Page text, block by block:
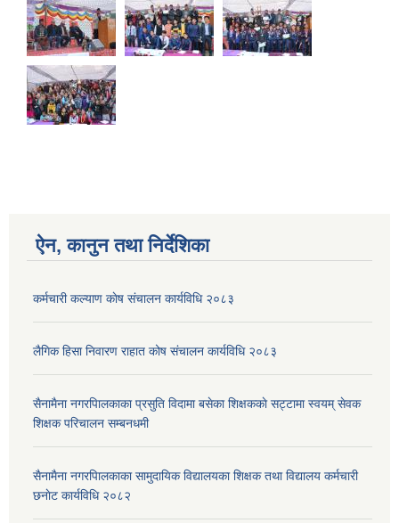
ऐन, कानुन तथा निर्देशिका
कर्मचारी कल्याण काेष संचालन कार्यविधि २०८३
लैगिक हिसा निवारण राहात कोष संचालन कार्यविधि २०८३
सैनामैना नगरपािलकाका प्रसुति विदामा बसेका शिक्षककाे सट्टामा स्वयम् सेवक
शिक्षक परिचालन सम्बनधमी
सैनामैना नगरपािलकाका सामुदायिक विद्यालयका शिक्षक तथा विद्यालय कर्मचारी
छनाेट कार्यविधि २०८२